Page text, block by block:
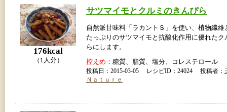
176kcal
（1人分）
サツマイモとクルミのきんぴら
自然派甘味料「ラカントＳ」を使い、植物繊維
たっぷりのサツマイモと抗酸化作用に優れたク
らにします。
控えめ： 糖質、脂質、塩分、コレステロール
投稿日：2015-03-05 レシピID：24024 投稿者：
Ｎａｔｕｒｅ